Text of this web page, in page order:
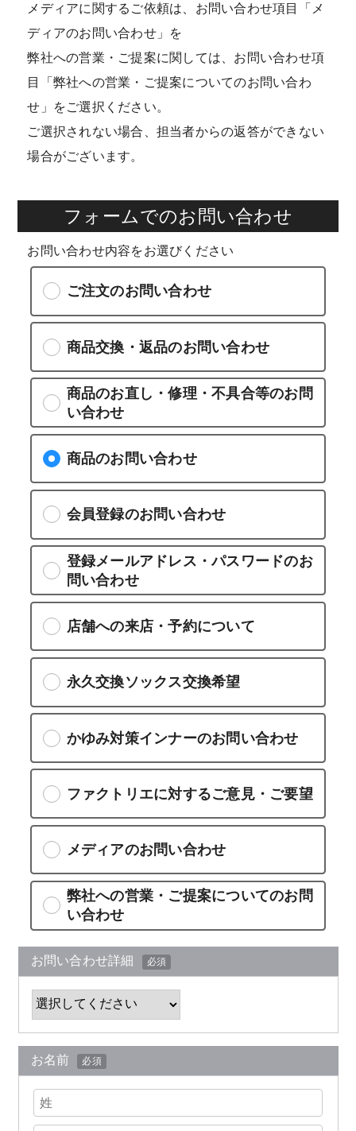
メディアに関するご依頼は、お問い合わせ項目「メ
ディアのお問い合わせ」を
弊社への営業・ご提案に関しては、お問い合わせ項
目「弊社への営業・ご提案についてのお問い合わ
せ」をご選択ください。
ご選択されない場合、担当者からの返答ができない
場合がございます。
フォームでのお問い合わせ
お問い合わせ内容をお選びください
ご注文のお問い合わせ
商品交換・返品のお問い合わせ
商品のお直し・修理・不具合等のお問
い合わせ
商品のお問い合わせ
会員登録のお問い合わせ
登録メールアドレス・パスワードのお
問い合わせ
店舗への来店・予約について
永久交換ソックス交換希望
かゆみ対策インナーのお問い合わせ
ファクトリエに対するご意見・ご要望
メディアのお問い合わせ
弊社への営業・ご提案についてのお問
い合わせ
お問い合わせ詳細 必須
お名前 必須